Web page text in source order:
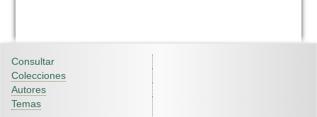
Consultar
Colecciones
Autores
Temas